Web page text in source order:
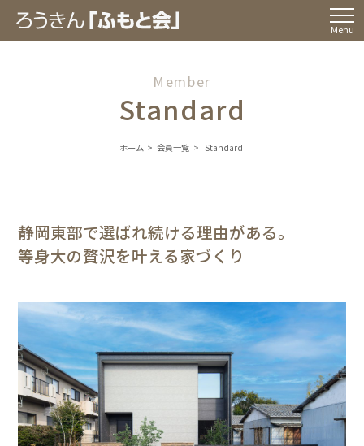
Menu
Member
Standard
ホーム > 会員一覧 > Standard
静岡東部で選ばれ続ける理由がある。
等身大の贅沢を叶える家づくり